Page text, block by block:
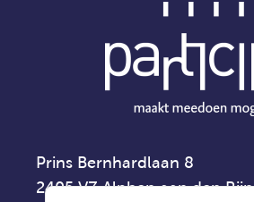
Prins Bernhardlaan 8
2405 VZ Alphen aan den Rijn